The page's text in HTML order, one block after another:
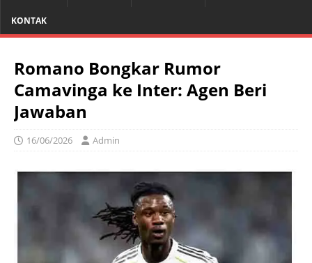
KONTAK
Romano Bongkar Rumor
Camavinga ke Inter: Agen Beri
Jawaban
16/06/2026 Admin